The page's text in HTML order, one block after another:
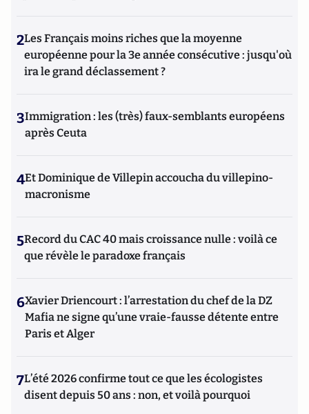
2Les Français moins riches que la moyenne
européenne pour la 3e année consécutive : jusqu'où
ira le grand déclassement ?
3Immigration : les (très) faux-semblants européens
après Ceuta
4Et Dominique de Villepin accoucha du villepino-
macronisme
5Record du CAC 40 mais croissance nulle : voilà ce
que révèle le paradoxe français
6Xavier Driencourt : l’arrestation du chef de la DZ
Mafia ne signe qu’une vraie-fausse détente entre
Paris et Alger
7L’été 2026 confirme tout ce que les écologistes
disent depuis 50 ans : non, et voilà pourquoi